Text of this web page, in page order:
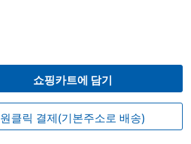
쇼핑카트에 담기
원클릭 결제(기본주소로 배송)